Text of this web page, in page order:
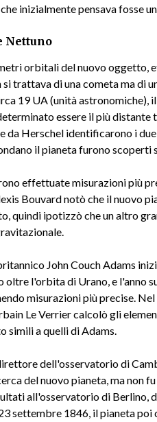
inizialmente pensava fosse
Nettuno
orbitali del nuovo oggetto,
si trattava di una cometa ma di
19 UA (unità astronomiche),
essere il più distante
da Herschel identificarono i
il pianeta furono scoperti
effettuate misurazioni più
Bouvard notò che il nuovo
quindi ipotizzò che un altro
John Couch Adams
oltre l'orbita di Urano, e l'anno
misurazioni più precise.
Le Verrier calcolò gli
simili a quelli di Adams.
dell'osservatorio di
del nuovo pianeta, ma non
all'osservatorio di Berlino,
settembre 1846, il pianeta